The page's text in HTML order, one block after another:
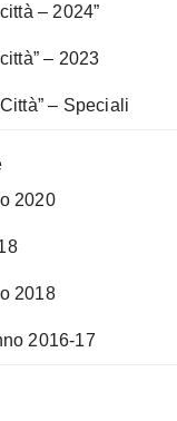
– 2024”
– 2023
– Speciali
2020
2018
2016-17